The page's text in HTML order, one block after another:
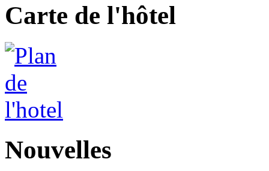
Carte de l'hôtel
Nouvelles